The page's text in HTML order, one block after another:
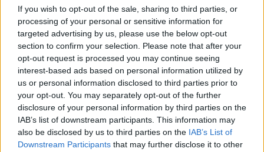
If you wish to opt-out of the sale, sharing to third parties, or
processing of your personal or sensitive information for
targeted advertising by us, please use the below opt-out
section to confirm your selection. Please note that after your
opt-out request is processed you may continue seeing
interest-based ads based on personal information utilized by
us or personal information disclosed to third parties prior to
your opt-out. You may separately opt-out of the further
disclosure of your personal information by third parties on the
IAB’s list of downstream participants. This information may
also be disclosed by us to third parties on the IAB’s List of
Downstream Participants that may further disclose it to other
Nőileg
Sándor Ella: Na, indíts, s
menjünk!